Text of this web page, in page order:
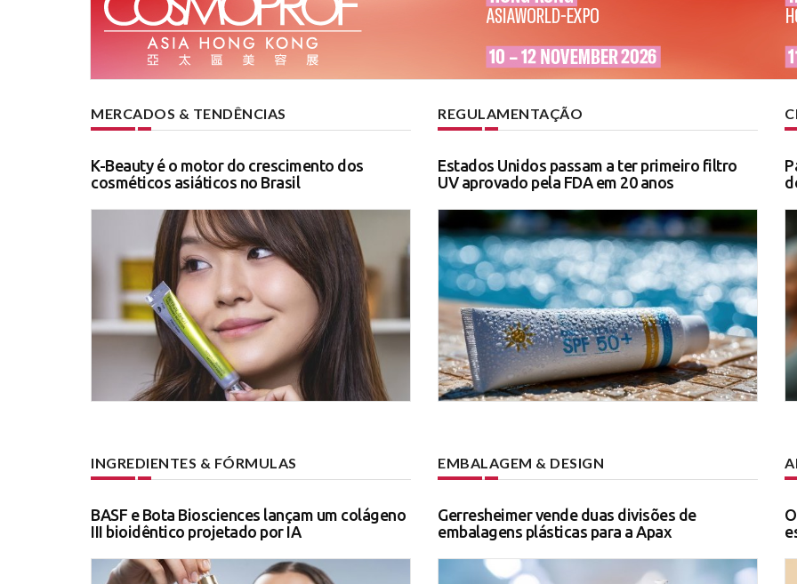
MERCADOS & TENDÊNCIAS
K-Beauty é o motor do crescimento dos
cosméticos asiáticos no Brasil
REGULAMENTAÇÃO
Estados Unidos passam a ter primeiro filtro
UV aprovado pela FDA em 20 anos
INGREDIENTES & FÓRMULAS
BASF e Bota Biosciences lançam um colágeno
III bioidêntico projetado por IA
EMBALAGEM & DESIGN
Gerresheimer vende duas divisões de
embalagens plásticas para a Apax